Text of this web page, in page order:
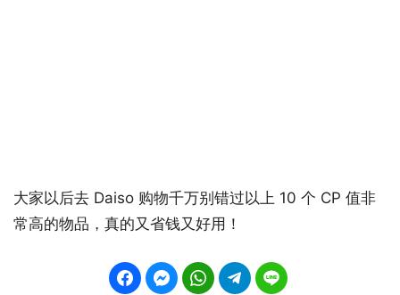
大家以后去 Daiso 购物千万别错过以上 10 个 CP 值非
常高的物品，真的又省钱又好用！